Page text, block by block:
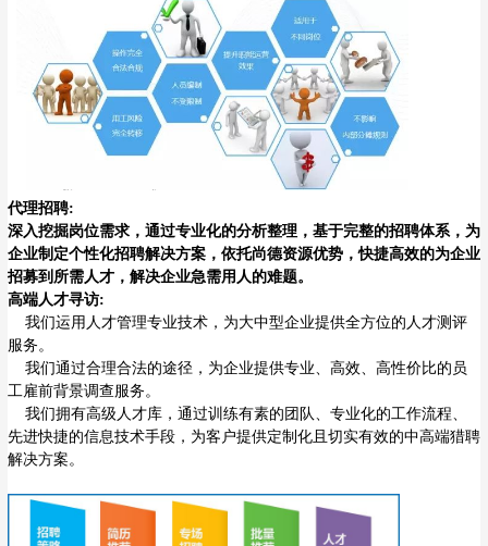
代理招聘:
深入挖掘岗位需求，通过专业化的分析整理，基于完整的招聘体系，为
企业制定个性化招聘解决方案，依托尚德资源优势，快捷高效的为企业
招募到所需人才，解决企业急需用人的难题。
高端人才寻访:
我们运用人才管理专业技术，为大中型企业提供全方位的人才测评
服务。
我们通过合理合法的途径，为企业提供专业、高效、高性价比的员
工雇前背景调查服务。
我们拥有高级人才库，通过训练有素的团队、专业化的工作流程、
先进快捷的信息技术手段，为客户提供定制化且切实有效的中高端猎聘
解决方案。